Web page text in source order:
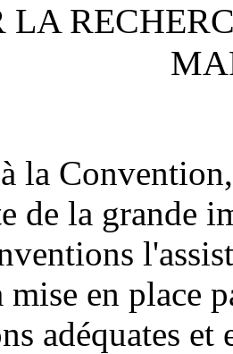
LA
la Convention,
de la grande
mise en place
adéquates